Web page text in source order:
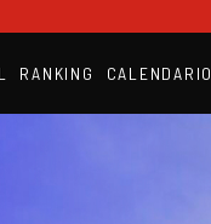
RANKING CALENDARIO